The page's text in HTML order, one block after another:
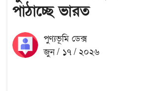
পাঠাচ্ছে ভারত
পুণ্যভূমি ডেক্স
জুন / ১৭ / ২০২৬